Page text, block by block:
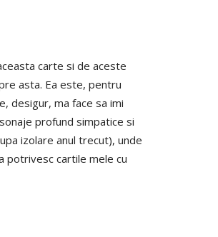
carte si de aceste
asta. Ea este, pentru
desigur, ma face sa imi
profund simpatice si
izolare anul trecut), unde
potrivesc cartile mele cu